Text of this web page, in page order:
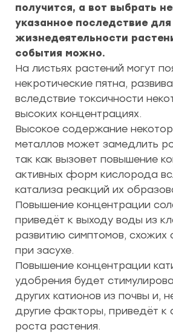
получится, а вот выбрать
указанное последствие для
жизнедеятельности
события можно.
На листьях растений могут
некротические пятна,
вследствие токсичности
высоких концентрациях.
Высокое содержание
металлов может замедлить
так как вызовет повышение
активных форм кислорода
катализа реакций их
Повышение концентрации
приведёт к выходу воды из
развитию симптомов, схожих
при засухе.
Повышение концентрации
удобрения будет
других катионов из почвы и,
другие факторы, приведёт к
роста растения.